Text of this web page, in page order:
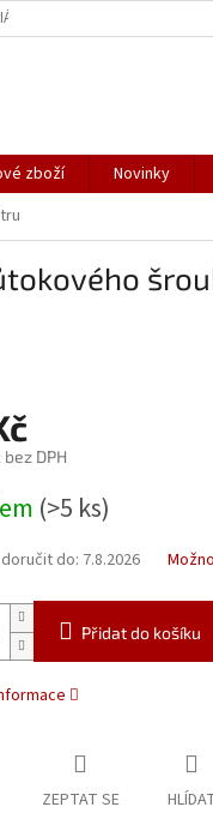
OBLEČENÍ
zboží Novinky
DPH
(>5 ks)
do: 7.8.2026
Přidat do košíku
ZEPTAT SE